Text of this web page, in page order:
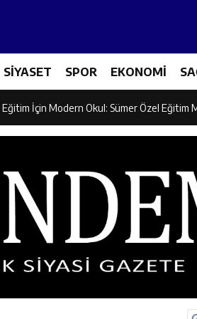
SİYASET SPOR EKONOMİ
Tarım Teknolojileriyle Tanışıyor
Eğitim İçin Modern Okul: Sümer Özel Eğitim
Zengin Ailesine Taziye Ziyareti
Fahreddin Paşa’nın Kızının Kabri
Sosyal Hizmetler İl Müdürlüğünde